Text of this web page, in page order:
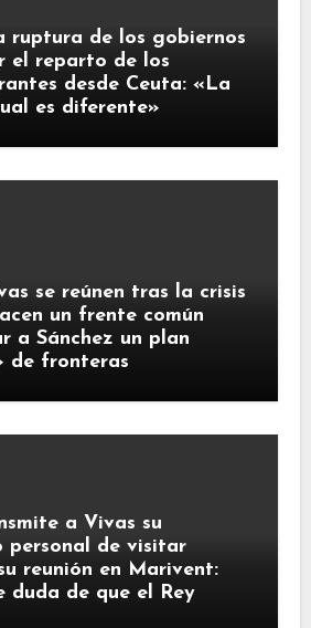
ruptura de los gobiernos
el reparto de los
desde Ceuta: «La
es diferente»
se reúnen tras la crisis
un frente común
a Sánchez un plan
de fronteras
a Vivas su
personal de visitar
reunión en Marivent:
duda de que el Rey